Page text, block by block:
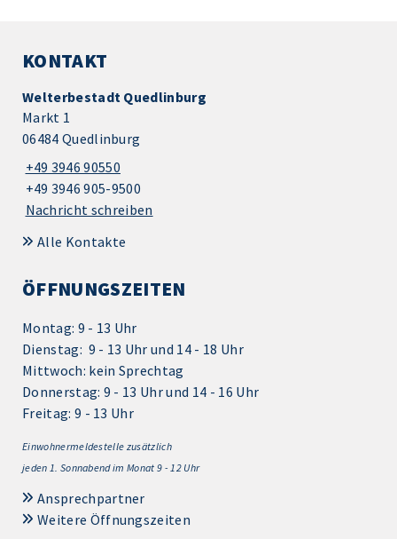
KONTAKT
Welterbestadt Quedlinburg
Markt 1
06484 Quedlinburg
+49 3946 90550
+49 3946 905-9500
Nachricht schreiben
Alle Kontakte
ÖFFNUNGSZEITEN
Montag: 9 - 13 Uhr
Dienstag: 9 - 13 Uhr und 14 - 18 Uhr
Mittwoch: kein Sprechtag
Donnerstag: 9 - 13 Uhr und 14 - 16 Uhr
Freitag: 9 - 13 Uhr
Einwohnermeldestelle zusätzlich
jeden 1. Sonnabend im Monat 9 - 12 Uhr
Ansprechpartner
Weitere Öffnungszeiten